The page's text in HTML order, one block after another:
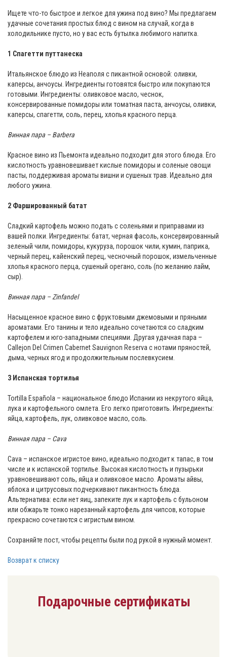
Ищете что-то быстрое и легкое для ужина под вино? Мы предлагаем
удачные сочетания простых блюд с вином на случай, когда в
холодильнике пусто, но у вас есть бутылка любимого напитка.
1 Спагетти путтанеска
Итальянское блюдо из Неаполя с пикантной основой: оливки,
каперсы, анчоусы. Ингредиенты готовятся быстро или покупаются
готовыми. Ингредиенты: оливковое масло, чеснок,
консервированные помидоры или томатная паста, анчоусы, оливки,
каперсы, спагетти, соль, перец, хлопья красного перца.
Винная пара – Barbera
Красное вино из Пьемонта идеально подходит для этого блюда. Его
кислотность уравновешивает кислые помидоры и соленые овощи
пасты, поддерживая ароматы вишни и сушеных трав. Идеально для
любого ужина.
2 Фаршированный батат
Сладкий картофель можно подать с соленьями и приправами из
вашей полки. Ингредиенты: батат, черная фасоль, консервированный
зеленый чили, помидоры, кукуруза, порошок чили, кумин, паприка,
черный перец, кайенский перец, чесночный порошок, измельченные
хлопья красного перца, сушеный орегано, соль (по желанию лайм,
сыр).
Винная пара – Zinfandel
Насыщенное красное вино с фруктовыми джемовыми и пряными
ароматами. Его танины и тело идеально сочетаются со сладким
картофелем и юго-западными специями. Другая удачная пара –
Callejon Del Crimen Cabernet Sauvignon Reserva с нотами пряностей,
дыма, черных ягод и продолжительным послевкусием.
3 Испанская тортилья
Tortilla Española – национальное блюдо Испании из некрутого яйца,
лука и картофельного омлета. Его легко приготовить. Ингредиенты:
яйца, картофель, лук, оливковое масло, соль.
Винная пара – Cava
Cava – испанское игристое вино, идеально подходит к тапас, в том
числе и к испанской тортилье. Высокая кислотность и пузырьки
уравновешивают соль, яйца и оливковое масло. Ароматы айвы,
яблока и цитрусовых подчеркивают пикантность блюда.
Альтернатива: если нет яиц, запеките лук и картофель с бульоном
или обжарьте тонко нарезанный картофель для чипсов, которые
прекрасно сочетаются с игристым вином.
Сохраняйте пост, чтобы рецепты были под рукой в нужный момент.
Возврат к списку
Подарочные сертификаты